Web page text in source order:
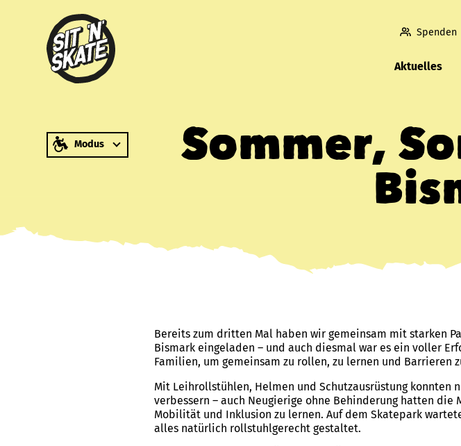
Modus
Aktuelles
Spenden
Sommer,
Bereits zum dritten Mal haben wir gemeinsam mit starken
Bismark eingeladen – und auch diesmal war es ein voller
Familien, um gemeinsam zu rollen, zu lernen und Barrieren
Mit Leihrollstühlen, Helmen und Schutzausrüstung
verbessern – auch Neugierige ohne Behinderung hatten
Mobilität und Inklusion zu lernen. Auf dem Skatepark
alles natürlich rollstuhlgerecht gestaltet.